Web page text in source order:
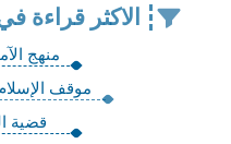
الاكثر قراءة
منهج
موقف
قضية